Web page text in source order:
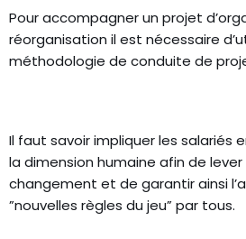
Pour accompagner un projet
réorganisation il est nécessaire
méthodologie de conduite de
Il faut savoir impliquer les salariés
la dimension humaine afin de
changement et de garantir ainsi
”nouvelles règles du jeu” par tous.